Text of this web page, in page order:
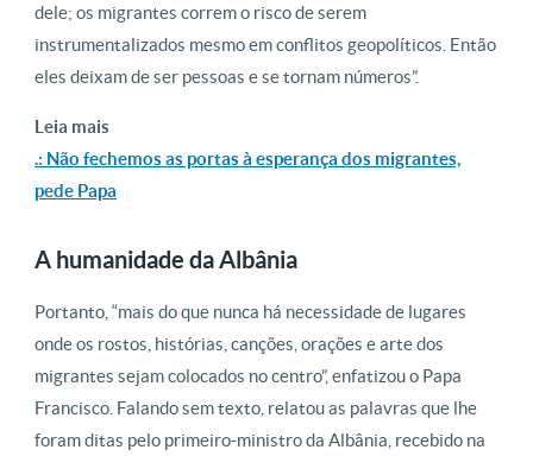
dele; os migrantes correm o risco de serem
instrumentalizados mesmo em conflitos geopolíticos. Então
eles deixam de ser pessoas e se tornam números”.
Leia mais
.: Não fechemos as portas à esperança dos migrantes,
pede Papa
A humanidade da Albânia
Portanto, “mais do que nunca há necessidade de lugares
onde os rostos, histórias, canções, orações e arte dos
migrantes sejam colocados no centro”, enfatizou o Papa
Francisco. Falando sem texto, relatou as palavras que lhe
foram ditas pelo primeiro-ministro da Albânia, recebido na